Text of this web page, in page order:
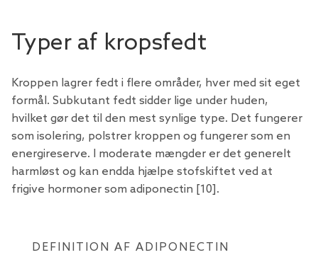
Typer af kropsfedt
Kroppen lagrer fedt i flere områder, hver med sit eget
formål. Subkutant fedt sidder lige under huden,
hvilket gør det til den mest synlige type. Det fungerer
som isolering, polstrer kroppen og fungerer som en
energireserve. I moderate mængder er det generelt
harmløst og kan endda hjælpe stofskiftet ved at
frigive hormoner som adiponectin [10].
DEFINITION AF ADIPONECTIN